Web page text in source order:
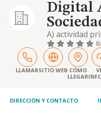
Digital
A) actividad
actividades de
empresarial.
actividades de
cnae 6202.
informática.
0
LLAMARSITIO WEB CÓMO
LLEGAR
DIRECCIÓN Y CONTACTO